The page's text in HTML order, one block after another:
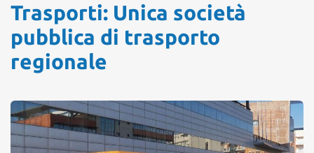
Trasporti: Unica società
pubblica di trasporto
regionale